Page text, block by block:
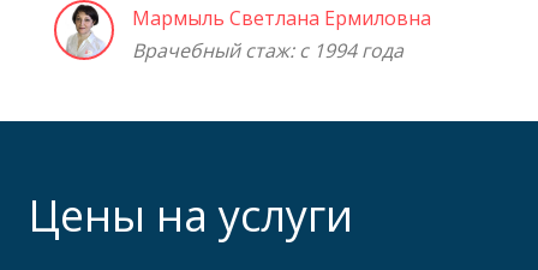
Мармыль Светлана Ермиловна
Врачебный стаж: с 1994 года
Цены на услуги